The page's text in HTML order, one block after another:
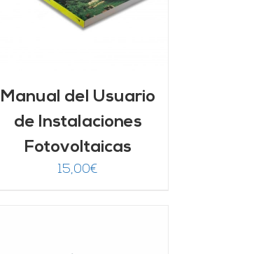
Manual del Usuario
de Instalaciones
Fotovoltaicas
15,00€